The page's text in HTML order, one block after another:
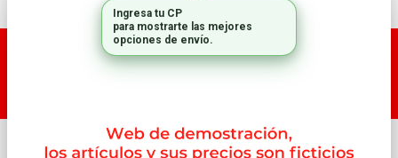
Envío gratis en compras mayores a $200.000.-
Esta tienda es una tienda DEMO, por lo tanto los
productos y su correspondiente PRECIO no son
Ingresa tu CP
para mostrarte las mejores
opciones de envío.